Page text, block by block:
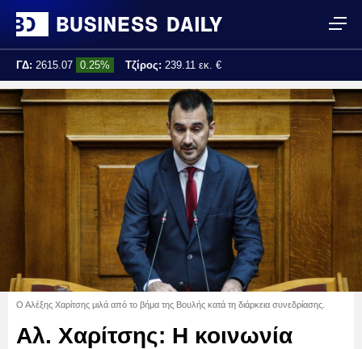
ΓΔ: 2615.07 0.25% Τζίρος: 239.11 εκ. €
Τελ. ενημέρωση: 17:25:01
Ο Αλέξης Χαρίτσης μιλά από το βήμα της Βουλής κατά τη διάρκεια συνεδρίασης.
Αλ. Χαρίτσης: Η κοινωνία